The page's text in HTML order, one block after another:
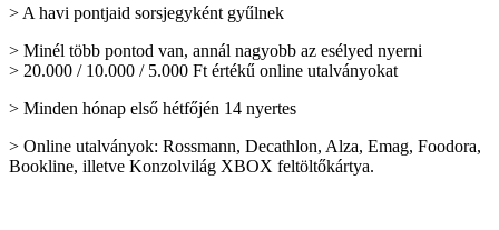
> A havi pontjaid sorsjegyként gyűlnek
> Minél több pontod van, annál nagyobb az esélyed nyerni
> 20.000 / 10.000 / 5.000 Ft értékű online utalványokat
> Minden hónap első hétfőjén 14 nyertes
> Online utalványok: Rossmann, Decathlon, Alza, Emag, Foodora,
Bookline, illetve Konzolvilág XBOX feltöltőkártya.